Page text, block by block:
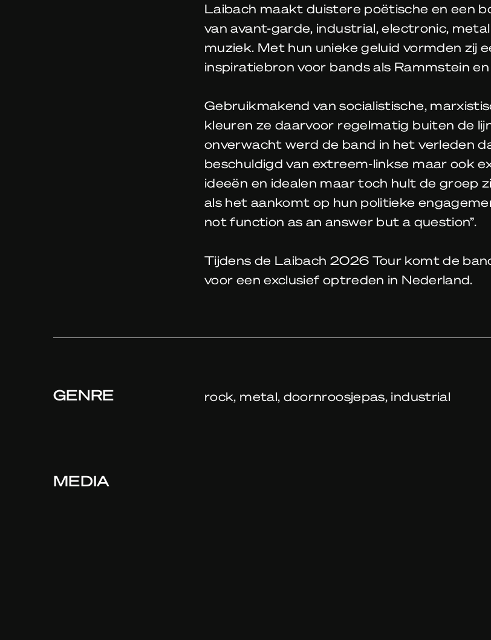
Laibach maakt duistere poëtische en een
van avant-garde, industrial, electronic,
muziek. Met hun unieke geluid vormden zij
inspiratiebron voor bands als Rammstein en
Gebruikmakend van socialistische,
kleuren ze daarvoor regelmatig buiten de
onverwacht werd de band in het verleden
beschuldigd van extreem-linkse maar ook
ideeën en idealen maar toch hult de groep
als het aankomt op hun politieke
not function as an answer but a question”.
Tijdens de Laibach 2026 Tour komt de
voor een exclusief optreden in Nederland.
GENRE rock, metal, doornroosjepas, industrial
MEDIA